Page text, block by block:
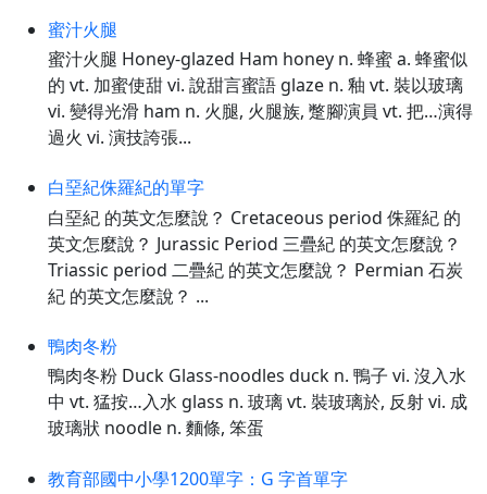
蜜汁火腿
蜜汁火腿 Honey-glazed Ham honey n. 蜂蜜 a. 蜂蜜似
的 vt. 加蜜使甜 vi. 說甜言蜜語 glaze n. 釉 vt. 裝以玻璃
vi. 變得光滑 ham n. 火腿, 火腿族, 蹩腳演員 vt. 把…演得
過火 vi. 演技誇張...
白堊紀侏羅紀的單字
白堊紀 的英文怎麼說？ Cretaceous period 侏羅紀 的
英文怎麼說？ Jurassic Period 三疊紀 的英文怎麼說？
Triassic period 二疊紀 的英文怎麼說？ Permian 石炭
紀 的英文怎麼說？ ...
鴨肉冬粉
鴨肉冬粉 Duck Glass-noodles duck n. 鴨子 vi. 沒入水
中 vt. 猛按…入水 glass n. 玻璃 vt. 裝玻璃於, 反射 vi. 成
玻璃狀 noodle n. 麵條, 笨蛋
教育部國中小學1200單字：G 字首單字